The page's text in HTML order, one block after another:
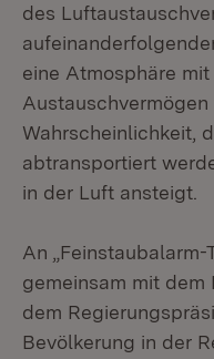
des
eine Atmosphäre
Wahrscheinlichkeit,
abtransportiert
in der Luft ansteigt.
An
gemeinsam mit dem
dem
Bevölkerung in der